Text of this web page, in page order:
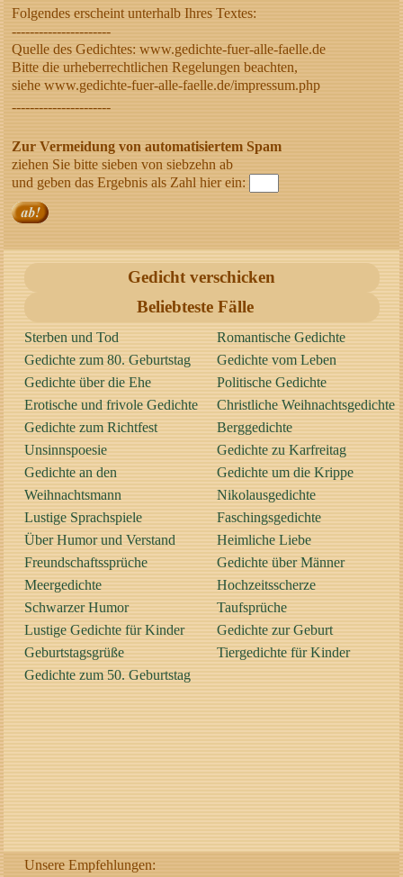
Folgendes erscheint unterhalb Ihres Textes:
----------------------
Quelle des Gedichtes: www.gedichte-fuer-alle-faelle.de
Bitte die urheberrechtlichen Regelungen beachten,
siehe www.gedichte-fuer-alle-faelle.de/impressum.php
----------------------
Zur Vermeidung von automatisiertem Spam
ziehen Sie bitte sieben von siebzehn ab
und geben das Ergebnis als Zahl hier ein:
Gedicht verschicken
Beliebteste Fälle
Sterben und Tod
Gedichte zum 80. Geburtstag
Gedichte über die Ehe
Erotische und frivole Gedichte
Gedichte zum Richtfest
Unsinnspoesie
Gedichte an den
Weihnachtsmann
Lustige Sprachspiele
Über Humor und Verstand
Freundschaftssprüche
Meergedichte
Schwarzer Humor
Lustige Gedichte für Kinder
Geburtstagsgrüße
Gedichte zum 50. Geburtstag
Romantische Gedichte
Gedichte vom Leben
Politische Gedichte
Christliche Weihnachtsgedichte
Berggedichte
Gedichte zu Karfreitag
Gedichte um die Krippe
Nikolausgedichte
Faschingsgedichte
Heimliche Liebe
Gedichte über Männer
Hochzeitsscherze
Taufsprüche
Gedichte zur Geburt
Tiergedichte für Kinder
Unsere Empfehlungen: